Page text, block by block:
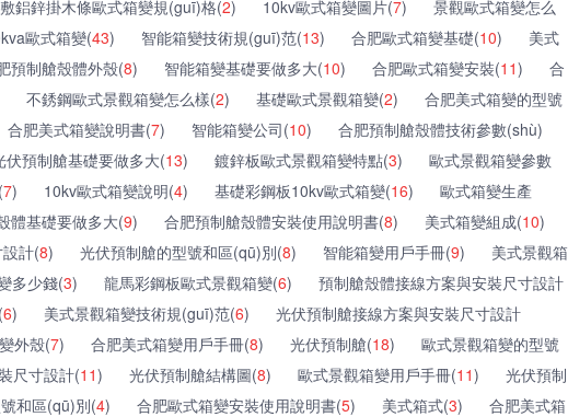
敷鋁鋅掛木條歐式箱變規(guī)格(2) 10kv歐式箱變圖片(7)
景觀歐式箱變怎么
歐式箱變(43) 智能箱變技術規(guī)范(13) 合肥歐式箱變基礎(10)
美式
預制艙殼體外殼(8) 智能箱變基礎要做多大(10) 合肥歐式箱變安裝(11)
合
不銹鋼歐式景觀箱變怎么樣(2) 基礎歐式景觀箱變(2)
合肥美式箱變的型號
合肥美式箱變說明書(7) 智能箱變公司(10)
合肥預制艙殼體技術參數(shù)
伏預制艙基礎要做多大(13) 鍍鋅板歐式景觀箱變特點(3)
歐式景觀箱變參數
7) 10kv歐式箱變說明(4) 基礎彩鋼板10kv歐式箱變(16)
歐式箱變生產
體基礎要做多大(9) 合肥預制艙殼體安裝使用說明書(8) 美式箱變組成(10)
計(8) 光伏預制艙的型號和區(qū)別(8) 智能箱變用戶手冊(9)
美式景觀箱
多少錢(3) 龍馬彩鋼板歐式景觀箱變(6)
預制艙殼體接線方案與安裝尺寸設計
6) 美式景觀箱變技術規(guī)范(6)
光伏預制艙接線方案與安裝尺寸設計
外殼(7) 合肥美式箱變用戶手冊(8) 光伏預制艙(18)
歐式景觀箱變的型號
尺寸設計(11) 光伏預制艙結構圖(8) 歐式景觀箱變用戶手冊(11)
光伏預制
和區(qū)別(4) 合肥歐式箱變安裝使用說明書(5) 美式箱式(3)
合肥美式箱